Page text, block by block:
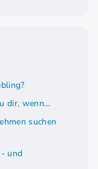
dir, wenn…
suchen
und